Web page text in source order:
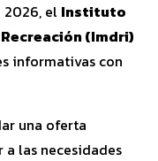
2026, el Instituto
(Imdri)
informativas con
una oferta
las necesidades